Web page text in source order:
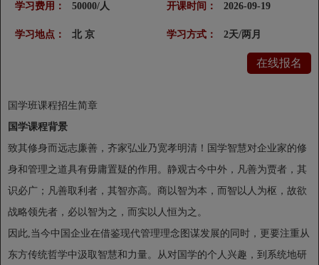
学习费用： 50000/人
学习地点： 北 京
开课时间： 2026-09-19
学习方式： 2天/两月
在线报名
国学班课程招生简章
国学课程背景
致其修身而远志廉善，齐家弘业乃宽孝明清！国学智慧对企业家的修
身和管理之道具有毋庸置疑的作用。静观古今中外，凡善为贾者，其
识必广；凡善取利者，其智亦高。商以智为本，而智以人为枢，故欲
战略领先者，必以智为之，而实以人恒为之。
因此,当今中国企业在借鉴现代管理理念图谋发展的同时，更要注重从
东方传统哲学中汲取智慧和力量。从对国学的个人兴趣，到系统地研